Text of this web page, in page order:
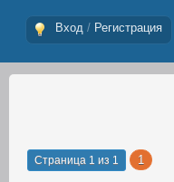
Вход / Регистрация
Страница 1 из 1 1